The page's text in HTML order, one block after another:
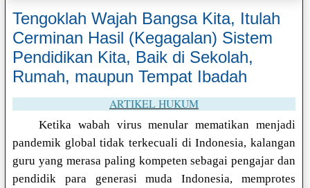
Tengoklah Wajah Bangsa Kita, Itulah
Cerminan Hasil (Kegagalan) Sistem
Pendidikan Kita, Baik di Sekolah,
Rumah, maupun Tempat Ibadah
ARTIKEL HUKUM
Ketika wabah virus menular mematikan menjadi
pandemik global tidak terkecuali di Indonesia, kalangan
guru yang merasa paling kompeten sebagai pengajar dan
pendidik para generasi muda Indonesia, memprotes